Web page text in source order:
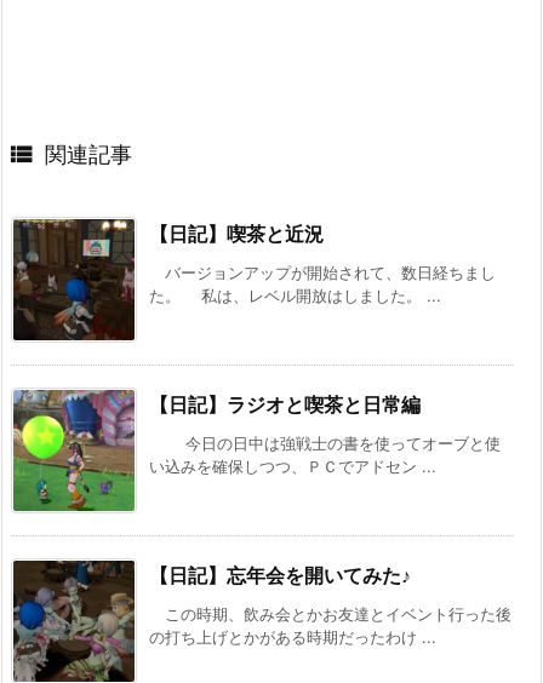
 関連記事
【日記】喫茶と近況
バージョンアップが開始されて、数日経ちまし
た。 私は、レベル開放はしました。 ...
【日記】ラジオと喫茶と日常編
今日の日中は強戦士の書を使ってオーブと使
い込みを確保しつつ、ＰＣでアドセン ...
【日記】忘年会を開いてみた♪
この時期、飲み会とかお友達とイベント行った後
の打ち上げとかがある時期だったわけ ...